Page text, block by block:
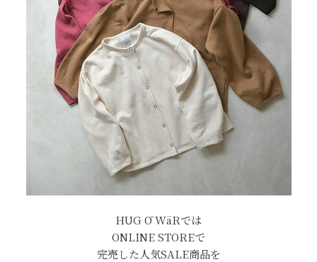
HUG Ō WäRでは
ONLINE STOREで
完売した人気SALE商品を